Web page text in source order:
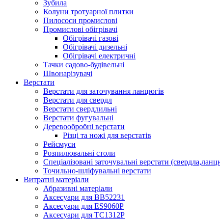
Зубила
Колуни тротуарної плитки
Пилососи промислові
Промислові обігрівачі
Обігрівачі газові
Обігрівачі дизельні
Обігрівачі електричні
Тачки садово-будівельні
Швонарізувачі
Верстати
Верстати для заточування ланцюгів
Верстати для свердл
Верстати свердлильні
Верстати фугувальні
Деревообробні верстати
Різці та ножі для верстатів
Рейсмуси
Розпилювальні столи
Спеціалізовані заточувальні верстати
Точильно-шліфувальні верстати
Витратні матеріали
Абразивні матеріали
Аксесуари для BB52231
Аксесуари для ES9060P
Аксесуари для TC1312P